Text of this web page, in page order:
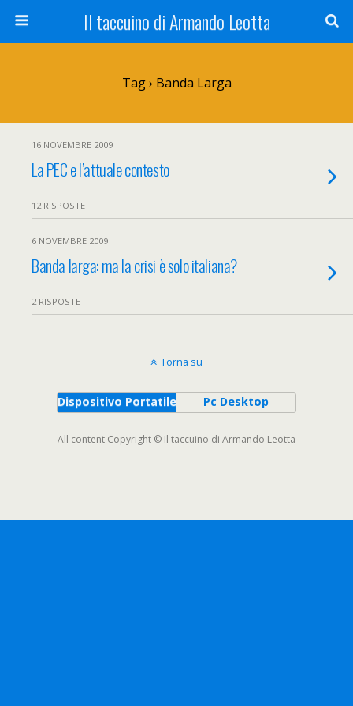
Il taccuino di Armando Leotta
Tag › Banda Larga
16 NOVEMBRE 2009
La PEC e l’attuale contesto
12 RISPOSTE
6 NOVEMBRE 2009
Banda larga: ma la crisi è solo italiana?
2 RISPOSTE
Torna su
Dispositivo Portatile Pc Desktop
All content Copyright © Il taccuino di Armando Leotta